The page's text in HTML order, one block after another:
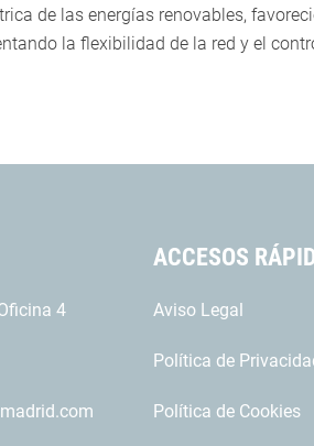
de las energías renovables,
la flexibilidad de la red y el
4
ACCESOS
Aviso Legal
Política de
Política de Cookies